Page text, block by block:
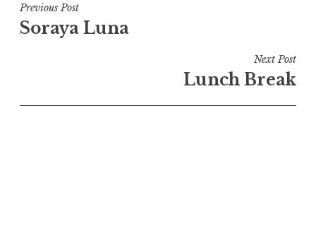
Navigation
de
Previous Post
Soraya Luna
Next Post
Lunch Break